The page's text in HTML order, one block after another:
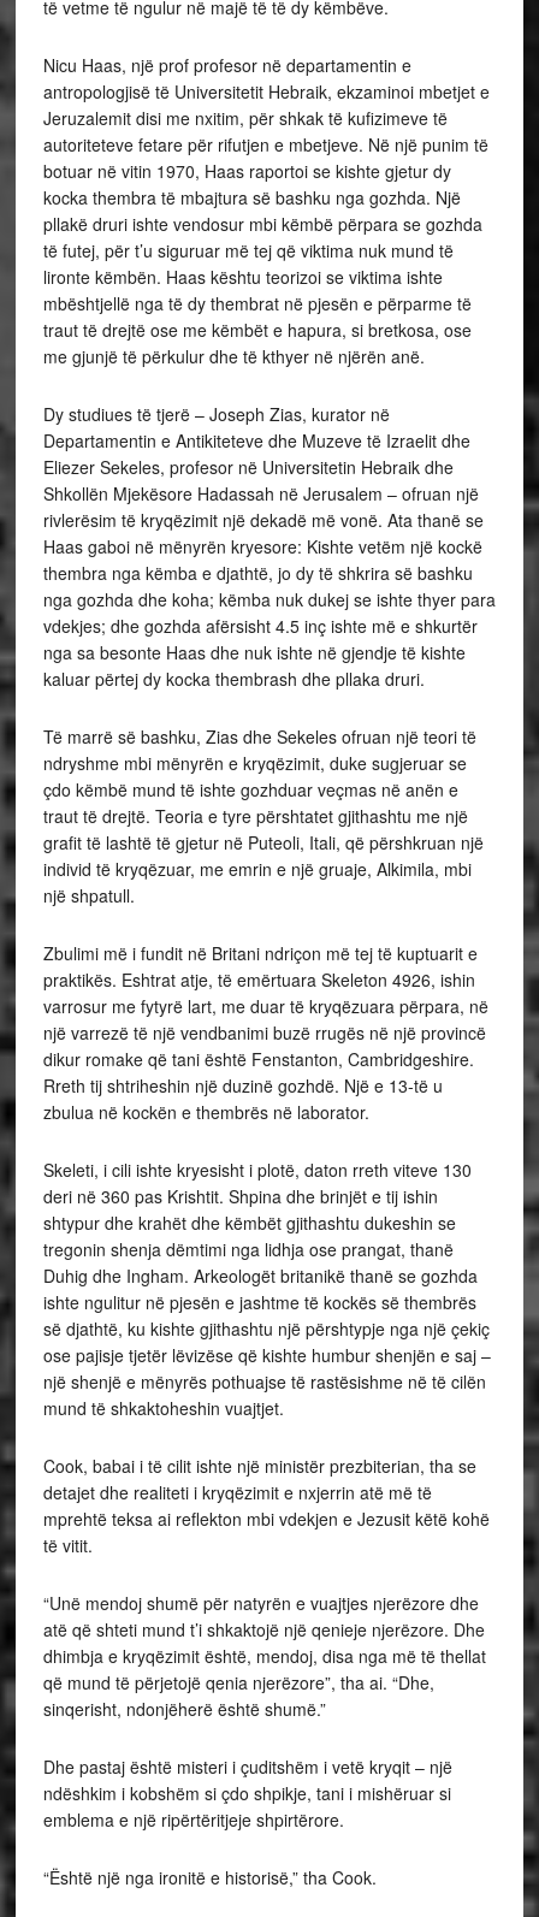
të vetme të ngulur në majë të të dy këmbëve.
Nicu Haas, një prof profesor në departamentin e
antropologjisë të Universitetit Hebraik, ekzaminoi mbetjet e
Jeruzalemit disi me nxitim, për shkak të kufizimeve të
autoriteteve fetare për rifutjen e mbetjeve. Në një punim të
botuar në vitin 1970, Haas raportoi se kishte gjetur dy
kocka thembra të mbajtura së bashku nga gozhda. Një
pllakë druri ishte vendosur mbi këmbë përpara se gozhda
të futej, për t’u siguruar më tej që viktima nuk mund të
lironte këmbën. Haas kështu teorizoi se viktima ishte
mbështjellë nga të dy thembrat në pjesën e përparme të
traut të drejtë ose me këmbët e hapura, si bretkosa, ose
me gjunjë të përkulur dhe të kthyer në njërën anë.
Dy studiues të tjerë – Joseph Zias, kurator në
Departamentin e Antikiteteve dhe Muzeve të Izraelit dhe
Eliezer Sekeles, profesor në Universitetin Hebraik dhe
Shkollën Mjekësore Hadassah në Jerusalem – ofruan një
rivlerësim të kryqëzimit një dekadë më vonë. Ata thanë se
Haas gaboi në mënyrën kryesore: Kishte vetëm një kockë
thembra nga këmba e djathtë, jo dy të shkrira së bashku
nga gozhda dhe koha; këmba nuk dukej se ishte thyer para
vdekjes; dhe gozhda afërsisht 4.5 inç ishte më e shkurtër
nga sa besonte Haas dhe nuk ishte në gjendje të kishte
kaluar përtej dy kocka thembrash dhe pllaka druri.
Të marrë së bashku, Zias dhe Sekeles ofruan një teori të
ndryshme mbi mënyrën e kryqëzimit, duke sugjeruar se
çdo këmbë mund të ishte gozhduar veçmas në anën e
traut të drejtë. Teoria e tyre përshtatet gjithashtu me një
grafit të lashtë të gjetur në Puteoli, Itali, që përshkruan një
individ të kryqëzuar, me emrin e një gruaje, Alkimila, mbi
një shpatull.
Zbulimi më i fundit në Britani ndriçon më tej të kuptuarit e
praktikës. Eshtrat atje, të emërtuara Skeleton 4926, ishin
varrosur me fytyrë lart, me duar të kryqëzuara përpara, në
një varrezë të një vendbanimi buzë rrugës në një provincë
dikur romake që tani është Fenstanton, Cambridgeshire.
Rreth tij shtriheshin një duzinë gozhdë. Një e 13-të u
zbulua në kockën e thembrës në laborator.
Skeleti, i cili ishte kryesisht i plotë, daton rreth viteve 130
deri në 360 pas Krishtit. Shpina dhe brinjët e tij ishin
shtypur dhe krahët dhe këmbët gjithashtu dukeshin se
tregonin shenja dëmtimi nga lidhja ose prangat, thanë
Duhig dhe Ingham. Arkeologët britanikë thanë se gozhda
ishte ngulitur në pjesën e jashtme të kockës së thembrës
së djathtë, ku kishte gjithashtu një përshtypje nga një çekiç
ose pajisje tjetër lëvizëse që kishte humbur shenjën e saj –
një shenjë e mënyrës pothuajse të rastësishme në të cilën
mund të shkaktoheshin vuajtjet.
Cook, babai i të cilit ishte një ministër prezbiterian, tha se
detajet dhe realiteti i kryqëzimit e nxjerrin atë më të
mprehtë teksa ai reflekton mbi vdekjen e Jezusit këtë kohë
të vitit.
“Unë mendoj shumë për natyrën e vuajtjes njerëzore dhe
atë që shteti mund t’i shkaktojë një qenieje njerëzore. Dhe
dhimbja e kryqëzimit është, mendoj, disa nga më të thellat
që mund të përjetojë qenia njerëzore”, tha ai. “Dhe,
sinqerisht, ndonjëherë është shumë.”
Dhe pastaj është misteri i çuditshëm i vetë kryqit – një
ndëshkim i kobshëm si çdo shpikje, tani i mishëruar si
emblema e një ripërtëritjeje shpirtërore.
“Është një nga ironitë e historisë,” tha Cook.